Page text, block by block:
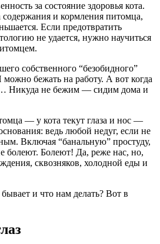
за состояние здоровья кота.
и кормления питомца,
Если предотвратить
не удается, нужно научиться
собственного “безобидного”
бежать на работу. А вот когда
Никуда не бежим — сидим дома и
— у кота текут глаза и нос —
ведь любой недуг, если не
Включая “банальную” простуду,
болеют. Болеют! Да, реже нас, но,
сквозняков, холодной еды и
и что нам делать? Вот в